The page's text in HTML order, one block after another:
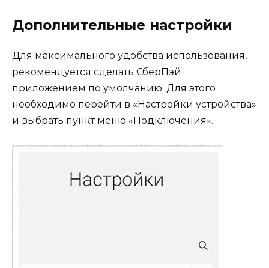
Дополнительные настройки
Для максимального удобства использования,
рекомендуется сделать СберПэй
приложением по умолчанию. Для этого
необходимо перейти в «Настройки устройства»
и выбрать пункт меню «Подключения».